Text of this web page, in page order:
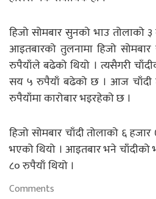
हिजो सोमबार सुनको भाउ तोलाको
आइतबारको तुलनामा हिजो
रुपैयाँले बढेको थियो । त्यसैगरी
सय ५ रुपैयाँ बढेको छ । आज चाँदी
रुपैयाँमा कारोबार भइरहेको छ ।
हिजो सोमबार चाँदी तोलाको ६
भएको थियो । आइतबार भने चाँदीको
८० रुपैयाँ थियो ।
Comments